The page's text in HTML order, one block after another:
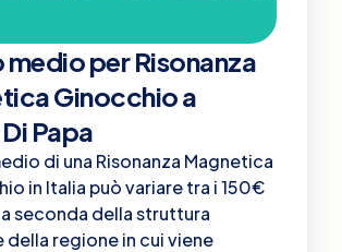
medio per Risonanza
Ginocchio a
Papa
di una Risonanza Magnetica
in Italia può variare tra i 150€
seconda della struttura
della regione in cui viene